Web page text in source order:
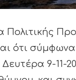
Πολιτικής
ότι
9-11-20